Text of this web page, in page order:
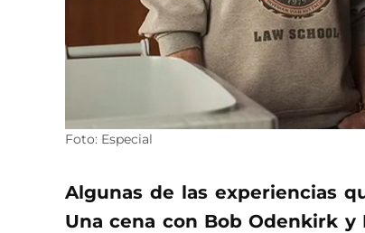
Foto: Especial
Algunas de las experiencias
Una cena con Bob Odenkirk y